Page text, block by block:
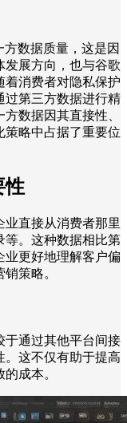
方数据质量，这是因
发展方向，也与谷歌
着消费者对隐私保护
过第三方数据进行精
数据因其直接性、
策略中占据了重要位
性
业直接从消费者那里
等。这种数据相比第
业更好地理解客户偏
策略。
于通过其他平台间接
。这不仅有助于提高
成本。